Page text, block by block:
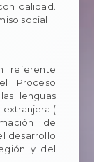
calidad.
social.
referente
Proceso
lenguas
extranjera (
de
desarrollo
y del